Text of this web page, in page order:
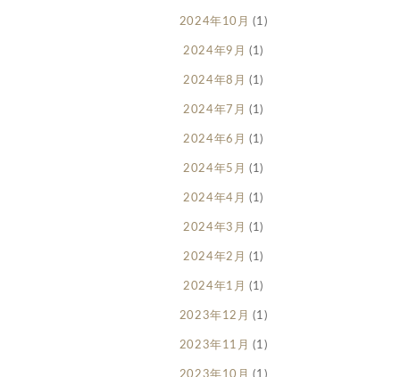
2024年10月 (1)
2024年9月 (1)
2024年8月 (1)
2024年7月 (1)
2024年6月 (1)
2024年5月 (1)
2024年4月 (1)
2024年3月 (1)
2024年2月 (1)
2024年1月 (1)
2023年12月 (1)
2023年11月 (1)